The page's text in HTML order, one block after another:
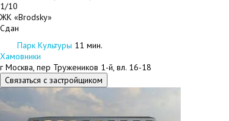
1/10
ЖК «Brodsky»
Сдан
Парк Культуры 11 мин.
Хамовники
г Москва, пер Тружеников 1-й, вл. 16-18
Связаться с застройщиком